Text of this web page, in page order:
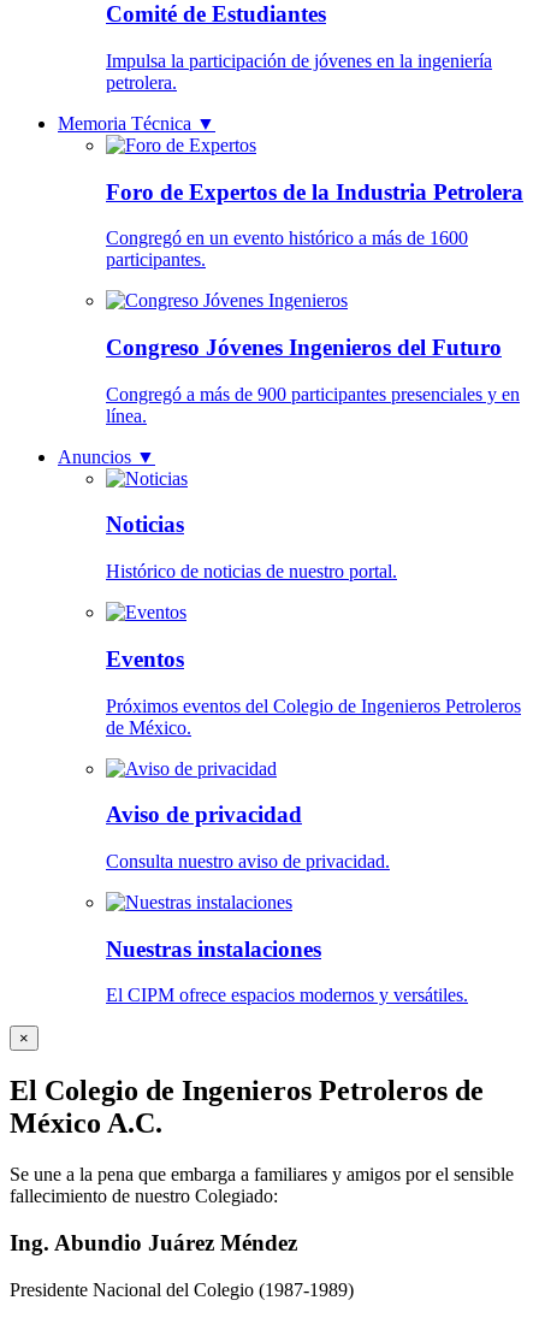
Comité de Estudiantes
Impulsa la participación de jóvenes en la ingeniería
petrolera.
Memoria Técnica ▼
Foro de Expertos de la Industria Petrolera
Congregó en un evento histórico a más de 1600
participantes.
Congreso Jóvenes Ingenieros del Futuro
Congregó a más de 900 participantes presenciales y en
línea.
Anuncios ▼
Noticias
Histórico de noticias de nuestro portal.
Eventos
Próximos eventos del Colegio de Ingenieros Petroleros
de México.
Aviso de privacidad
Consulta nuestro aviso de privacidad.
Nuestras instalaciones
El CIPM ofrece espacios modernos y versátiles.
×
El Colegio de Ingenieros Petroleros de
México A.C.
Se une a la pena que embarga a familiares y amigos por el sensible
fallecimiento de nuestro Colegiado:
Ing. Abundio Juárez Méndez
Presidente Nacional del Colegio (1987-1989)